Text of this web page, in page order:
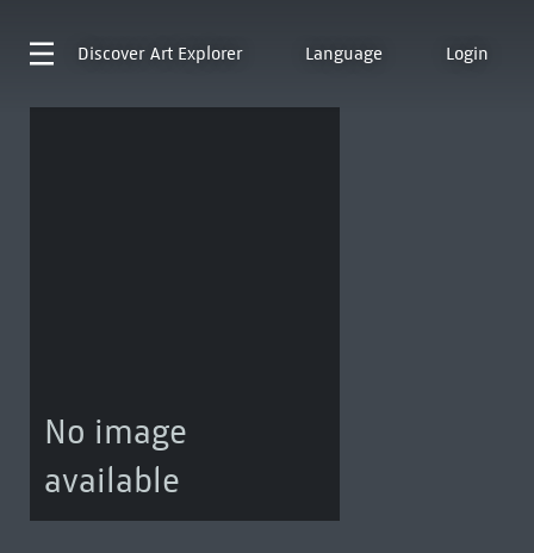
Discover Art Explorer Language Login
No image
available